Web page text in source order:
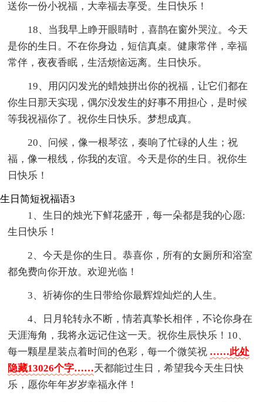
送你一份小祝福，大幸福去享受。生日快乐！
18、当我早上睁开眼睛时，喜鹊在窗外哭泣。今天
是你的生日。不在你身边，短信真桌。健康常伴，幸福
常伴，夜夜香眠，生活烦恼远离。生日快乐。
19、用闪闪发光的蜡烛拼出你的祝福，让它们都在
你生日那天实现，偶尔没发生的好事不用担心，是时候
等我祝福你了。祝你生日快乐。梦想成真。
20、问候，像一根琴弦，奏响了忙碌的人生；祝
福，像一根线，你我的友谊。今天是你的生日。祝你生
日快乐！
生日简短祝福语3
1、生日的烛光下鲜花盛开，每一朵都是我的心愿:
生日快乐！
2、今天是你的生日。恭喜你，所有的女厕所和浴室
都免费向你开放。欢迎光临！
3、祈祷你的生日带给你最辉煌灿烂的人生。
4、日月轮转永不断，情若真挚长相伴，不论你身在
天涯海角，我将永远记住这一天。祝你生辰快乐！10、
每一颗星星装点着时间的色彩，每一个微笑祝 ……此处
隐藏13026个字……天都能过生日，希望我今天生日快
乐，愿你年年岁岁幸福永伴！